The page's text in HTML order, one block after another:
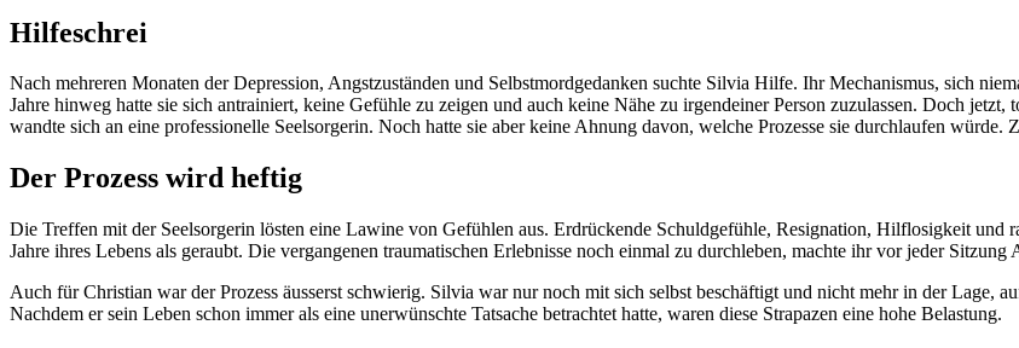
Hilfeschrei
Nach mehreren Monaten der Depression, Angstzuständen und Selbstmordgedanken suchte Silvia Hilfe. Ihr Mechanismus, sich
Jahre hinweg hatte sie sich antrainiert, keine Gefühle zu zeigen und auch keine Nähe zu irgendeiner Person zuzulassen. Doch
wandte sich an eine professionelle Seelsorgerin. Noch hatte sie aber keine Ahnung davon, welche Prozesse sie durchlaufen
Der Prozess wird heftig
Die Treffen mit der Seelsorgerin lösten eine Lawine von Gefühlen aus. Erdrückende Schuldgefühle, Resignation, Hilflosigkeit und
Jahre ihres Lebens als geraubt. Die vergangenen traumatischen Erlebnisse noch einmal zu durchleben, machte ihr vor jeder Sitzung
Auch für Christian war der Prozess äusserst schwierig. Silvia war nur noch mit sich selbst beschäftigt und nicht mehr in der Lage,
Nachdem er sein Leben schon immer als eine unerwünschte Tatsache betrachtet hatte, waren diese Strapazen eine hohe Belastung.